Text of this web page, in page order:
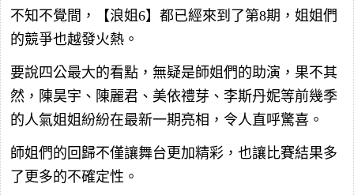
不知不覺間，【浪姐6】都已經來到了第8期，姐姐們
的競爭也越發火熱。
要說四公最大的看點，無疑是師姐們的助演，果不其
然，陳昊宇、陳麗君、美依禮芽、李斯丹妮等前幾季
的人氣姐姐紛紛在最新一期亮相，令人直呼驚喜。
師姐們的回歸不僅讓舞台更加精彩，也讓比賽結果多
了更多的不確定性。